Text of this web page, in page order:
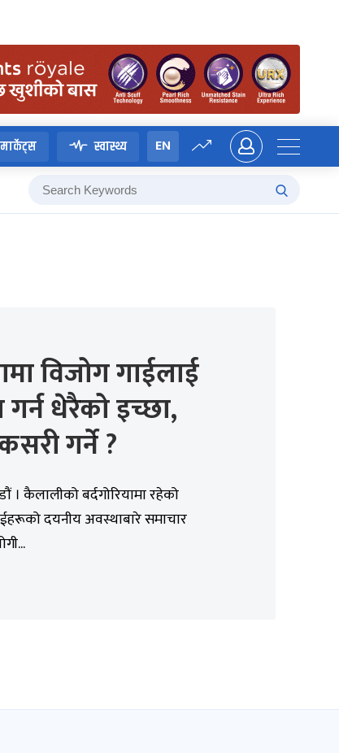
स्वास्थ्य EN
विजोग गाईलाई
धेरैको इच्छा,
गर्ने ?
। कैलालीको बर्दगोरियामा रहेको
दयनीय अवस्थाबारे समाचार